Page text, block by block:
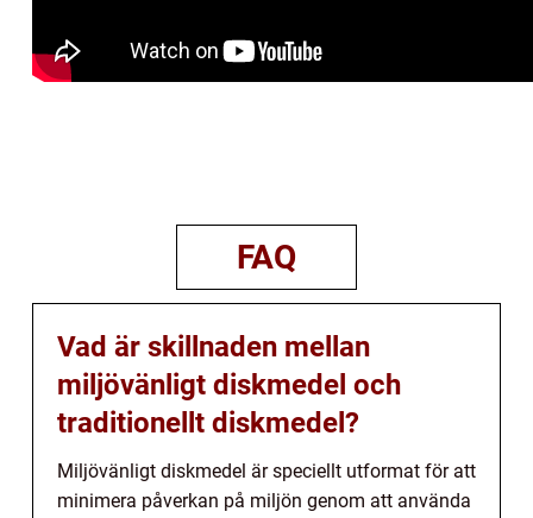
FAQ
Vad är skillnaden mellan
miljövänligt diskmedel och
traditionellt diskmedel?
Miljövänligt diskmedel är speciellt utformat för att
minimera påverkan på miljön genom att använda